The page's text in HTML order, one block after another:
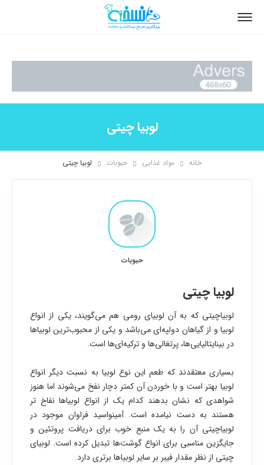
لوبیا چیتی
خانه مواد غذایی حبوبات لوبیا چیتی
لوبیا چیتی
لوبیاچیتی که به آن لوبیای رومی هم می‌گویند، یکی از انواع
لوبیا و از گیاهان دولپه‌ای می‌باشد و یکی از محبوب‌ترین لوبیاها
در بینایتالیایی‌ها، پرتغالی‌ها و ترکیه‌ای‌ها است.
بسیاری معتقدند که طعم این نوع لوبیا به نسبت دیگر انواع
لوبیا بهتر است و با خوردن آن کمتر دچار نفخ می‌شوند اما هنوز
شواهدی که نشان بدهند کدام یک از انواع لوبیاها نفاخ تر
هستند به دست نیامده است. آمینواسید فراوان موجود در
لوبیاچیتی آن را به یک منبع خوب برای دریافت پروتئین و
جایگزین مناسبی برای انواع گوشت‌ها تبدیل کرده است. لوبیای
چیتی از نظر مقدار فیبر بر سایر لوبیاها برتری دارد.
حبوبات